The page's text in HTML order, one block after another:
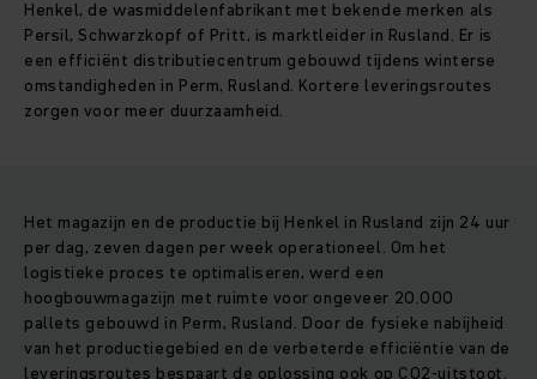
Henkel, de wasmiddelenfabrikant met bekende merken als
Persil, Schwarzkopf of Pritt, is marktleider in Rusland. Er is
een efficiënt distributiecentrum gebouwd tijdens winterse
omstandigheden in Perm, Rusland. Kortere leveringsroutes
zorgen voor meer duurzaamheid.
Het magazijn en de productie bij Henkel in Rusland zijn 24 uur
per dag, zeven dagen per week operationeel. Om het
logistieke proces te optimaliseren, werd een
hoogbouwmagazijn met ruimte voor ongeveer 20.000
pallets gebouwd in Perm, Rusland. Door de fysieke nabijheid
van het productiegebied en de verbeterde efficiëntie van de
leveringsroutes bespaart de oplossing ook op CO2-uitstoot.